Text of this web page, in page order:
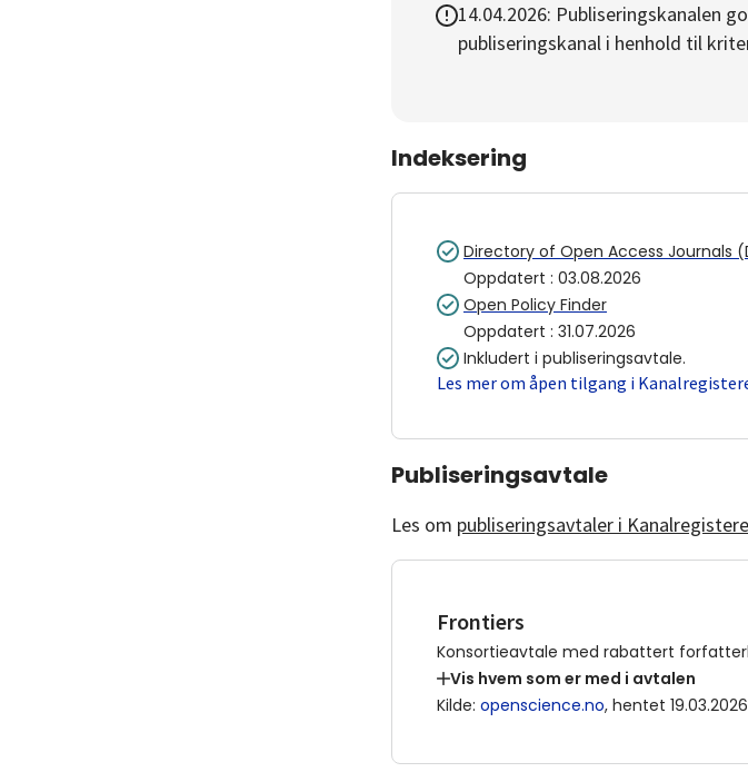
14.04.2026: Publiseringskanalen
publiseringskanal i henhold til
Indeksering
Directory of Open Access Journals
Oppdatert : 03.08.2026
Open Policy Finder
Oppdatert : 31.07.2026
Inkludert i publiseringsavtale.
Les mer om åpen tilgang i
Publiseringsavtale
Les om publiseringsavtaler i
Frontiers
Konsortieavtale med rabattert
Vis hvem som er med i avtalen
Kilde: openscience.no, hentet 19.03.2026